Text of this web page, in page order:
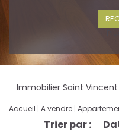
Immobilier Saint Vincent
Accueil A vendre
Trier par :